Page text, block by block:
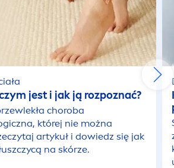
jest i jak ją rozpoznać?
choroba
której nie można
artykuł i dowiedz się jak
na skórze.